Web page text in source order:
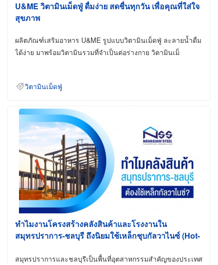
U&ME วิตามินเม็ดฟู่ ดื่มง่าย สดชื่นทุกวัน เพื่อคุณที่ใส่ใจ
สุขภาพ
ผลิตภัณฑ์เสริมอาหาร U&ME รูปแบบวิตามินเม็ดฟู่ ละลายน้ำดื่ม
ได้ง่าย มาพร้อมวิตามินรวมที่จำเป็นต่อร่างกาย วิตามินเม็
วิตามินเม็ดฟู่
ทำไมงานโครงสร้างคลังสินค้าและโรงงานใน
สมุทรปราการ-ชลบุรี ถึงนิยมใช้เหล็กชุบกัลวาไนซ์ (Hot-
สมุทรปราการและชลบุรีเป็นพื้นที่อุตสาหกรรมสำคัญของประเทศ